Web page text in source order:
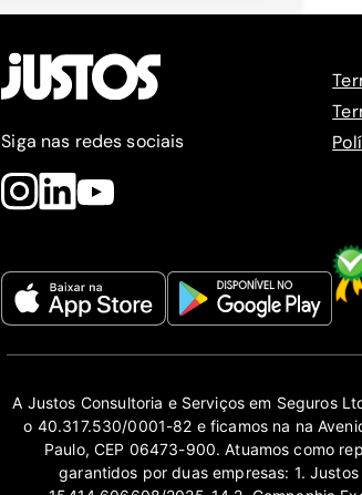
Siga nas redes sociais
A Justos Consultoria e Serviços em Seguros
o 40.317.530/0001-82 e ficamos na na
Paulo, CEP 06473-900. Atuamos como
garantidos por duas empresas: 1.